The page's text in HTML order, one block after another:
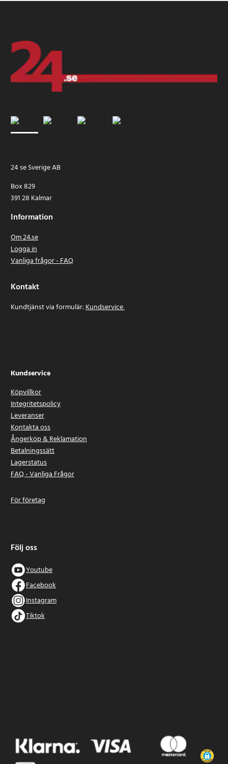
24 se Sverige AB
Box 829
391 28 Kalmar
Information
Om 24.se
Logga in
Vanliga frågor - FAQ
Kontakt
Kundtjänst via formulär:Kundservice
Kundservice
Köpvillkor
Integritetspolicy
Leveranser
Kontakta oss
Ångerköp & Reklamation
Betalningssätt
Lagerstatus
FAQ - Vanliga Frågor
För företag
Följ oss
Youtube
Facebook
Instagram
Tiktok